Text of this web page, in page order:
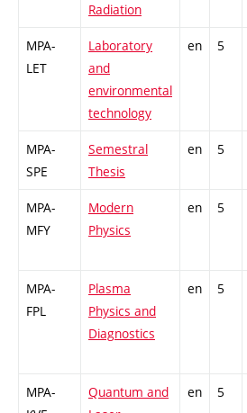
Radiation
MPA-
LET
Laboratory
and
environmental
technology
en 5
MPA-
SPE
Semestral
Thesis
en 5
MPA-
MFY
Modern
Physics
en 5
MPA-
FPL
Plasma
Physics and
Diagnostics
en 5
MPA-
Quantum and
en 5